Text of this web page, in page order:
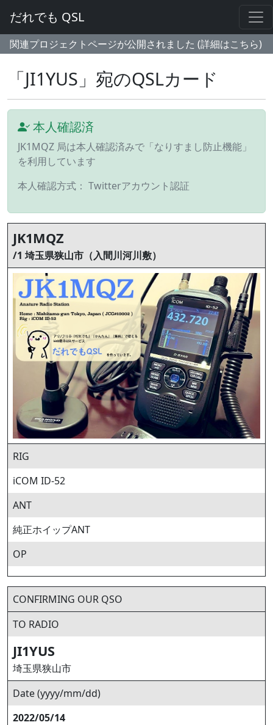
だれでも QSL
関連プロジェクトページが公開されました (詳細はこちら)
「JI1YUS」宛のQSLカード
本人確認済
JK1MQZ 局は本人確認済みで「なりすまし防止機能」
を利用しています
本人確認方式： Twitterアカウント認証
JK1MQZ
/1 埼玉県狭山市（入間川河川敷）
RIG
iCOM ID-52
ANT
純正ホイップANT
OP
CONFIRMING OUR QSO
TO RADIO
JI1YUS
埼玉県狭山市
Date (yyyy/mm/dd)
2022/05/14